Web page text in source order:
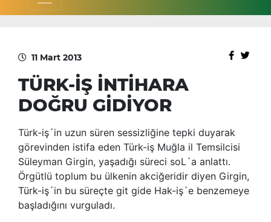
11 Mart 2013
TÜRK-İŞ İNTİHARA
DOĞRU GİDİYOR
Türk-iş´in uzun süren sessizliğine tepki duyarak
görevinden istifa eden Türk-iş Muğla il Temsilcisi
Süleyman Girgin, yaşadığı süreci soL´a anlattı.
Örgütlü toplum bu ülkenin akciğeridir diyen Girgin,
Türk-iş´in bu süreçte git gide Hak-iş´e benzemeye
başladığını vurguladı.